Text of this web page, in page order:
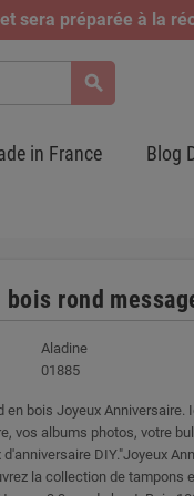
sera préparée à la
search
in France Blog
bois rond
Aladine
01885
en bois Joyeux Anniversaire.
vos albums photos, votre
DIY."Joyeux
la collection de tampons